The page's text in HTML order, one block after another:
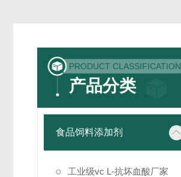
PRODUCT CLASSIFICATION
产品分类
食品饲料添加剂
工业级vc L-抗坏血酸厂家